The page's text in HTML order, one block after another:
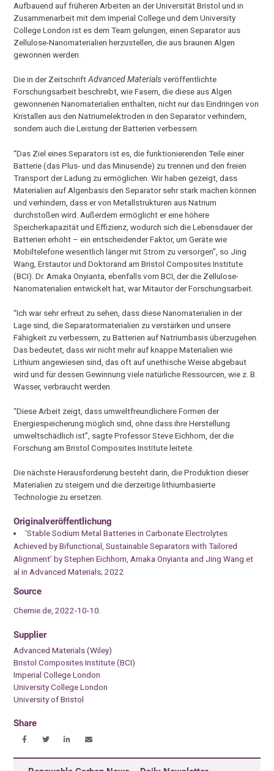
Aufbauend auf früheren Arbeiten an der Universität Bristol und in
Zusammenarbeit mit dem Imperial College und dem University
College London ist es dem Team gelungen, einen Separator aus
Zellulose-Nanomaterialien herzustellen, die aus braunen Algen
gewonnen werden.
Die in der ZeitschriftAdvanced Materialsveröffentlichte
Forschungsarbeit beschreibt, wie Fasern, die diese aus Algen
gewonnenen Nanomaterialien enthalten, nicht nur das Eindringen von
Kristallen aus den Natriumelektroden in den Separator verhindern,
sondern auch die Leistung der Batterien verbessern.
“Das Ziel eines Separators ist es, die funktionierenden Teile einer
Batterie (das Plus- und das Minusende) zu trennen und den freien
Transport der Ladung zu ermöglichen. Wir haben gezeigt, dass
Materialien auf Algenbasis den Separator sehr stark machen können
und verhindern, dass er von Metallstrukturen aus Natrium
durchstoßen wird. Außerdem ermöglicht er eine höhere
Speicherkapazität und Effizienz, wodurch sich die Lebensdauer der
Batterien erhöht – ein entscheidender Faktor, um Geräte wie
Mobiltelefone wesentlich länger mit Strom zu versorgen”, so Jing
Wang, Erstautor und Doktorand am Bristol Composites Institute
(BCI). Dr. Amaka Onyianta, ebenfalls vom BCI, der die Zellulose-
Nanomaterialien entwickelt hat, war Mitautor der Forschungsarbeit.
“Ich war sehr erfreut zu sehen, dass diese Nanomaterialien in der
Lage sind, die Separatormaterialien zu verstärken und unsere
Fähigkeit zu verbessern, zu Batterien auf Natriumbasis überzugehen.
Das bedeutet, dass wir nicht mehr auf knappe Materialien wie
Lithium angewiesen sind, das oft auf unethische Weise abgebaut
wird und für dessen Gewinnung viele natürliche Ressourcen, wie z. B.
Wasser, verbraucht werden.
“Diese Arbeit zeigt, dass umweltfreundlichere Formen der
Energiespeicherung möglich sind, ohne dass ihre Herstellung
umweltschädlich ist”, sagte Professor Steve Eichhorn, der die
Forschung am Bristol Composites Institute leitete.
Die nächste Herausforderung besteht darin, die Produktion dieser
Materialien zu steigern und die derzeitige lithiumbasierte
Technologie zu ersetzen.
Originalveröffentlichung
‘Stable Sodium Metal Batteries in Carbonate Electrolytes
Achieved by Bifunctional, Sustainable Separators with Tailored
Alignment’ by Stephen Eichhorn, Amaka Onyianta and Jing Wang et
al in Advanced Materials; 2022
Source
Chemie.de, 2022-10-10.
Supplier
Advanced Materials (Wiley)
Bristol Composites Institute (BCI)
Imperial College London
University College London
University of Bristol
Share